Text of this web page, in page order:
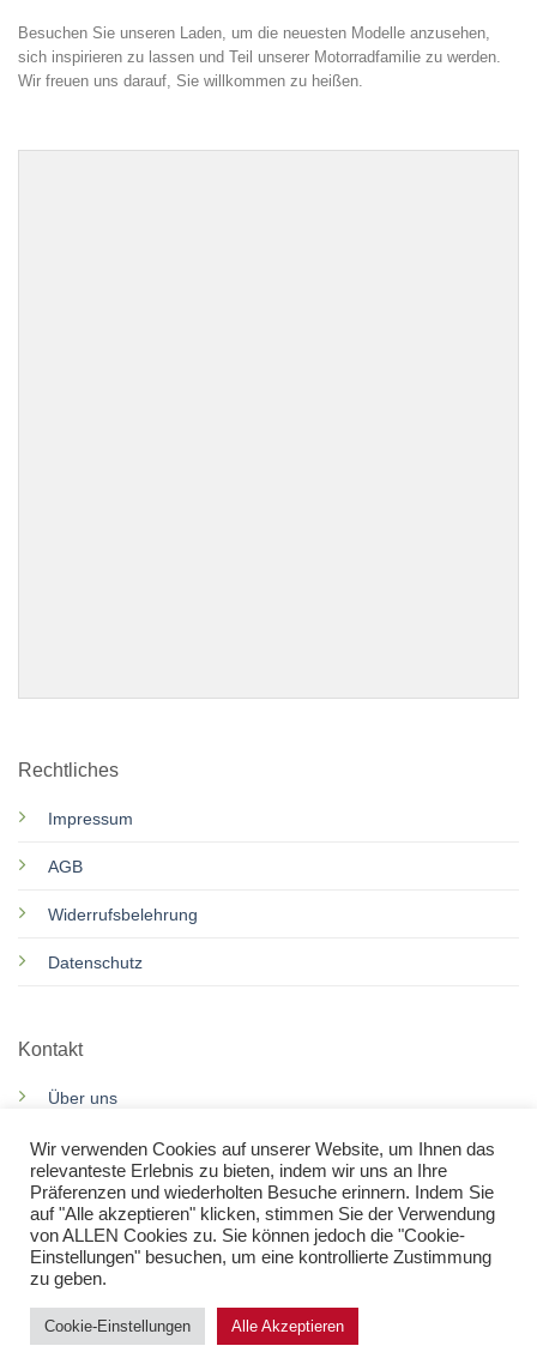
Besuchen Sie unseren Laden, um die neuesten Modelle anzusehen,
sich inspirieren zu lassen und Teil unserer Motorradfamilie zu werden.
Wir freuen uns darauf, Sie willkommen zu heißen.
Rechtliches
Impressum
AGB
Widerrufsbelehrung
Datenschutz
Kontakt
Über uns
Motorroller Services
Rennkarts Services
Kontakt
WARENKORB KASSE
WUNSCHLISTE
Wir verwenden Cookies auf unserer Website, um Ihnen das
relevanteste Erlebnis zu bieten, indem wir uns an Ihre
Präferenzen und wiederholten Besuche erinnern. Indem Sie
auf "Alle akzeptieren" klicken, stimmen Sie der Verwendung
von ALLEN Cookies zu. Sie können jedoch die "Cookie-
Einstellungen" besuchen, um eine kontrollierte Zustimmung
zu geben.
Cookie-Einstellungen Alle Akzeptieren